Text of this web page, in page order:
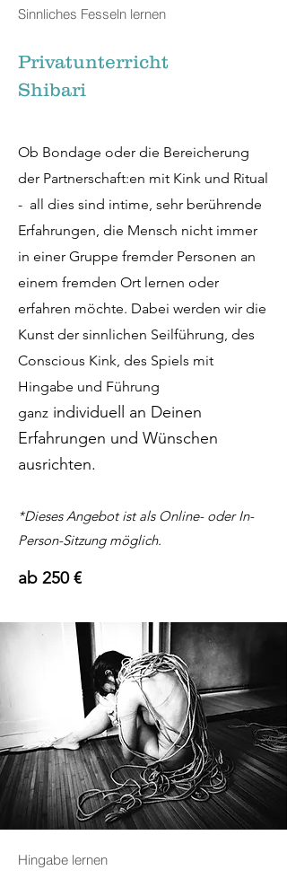
Sinnliches Fesseln lernen
Privatunterricht
Shibari
Ob Bondage oder die Bereicherung
der Partnerschaft:en mit Kink und Ritual
- all dies sind intime, sehr berührende
Erfahrungen, die Mensch nicht immer
in einer Gruppe fremder Personen an
einem fremden Ort lernen oder
erfahren möchte. Dabei werden wir die
Kunst der sinnlichen Seilführung, des
Conscious Kink, des Spiels mit
Hingabe und Führung
ganz individuell an Deinen
Erfahrungen und Wünschen
ausrichten.
*Dieses Angebot ist als Online- oder In-
Person-Sitzung möglich.
ab 250 €
Hingabe lernen